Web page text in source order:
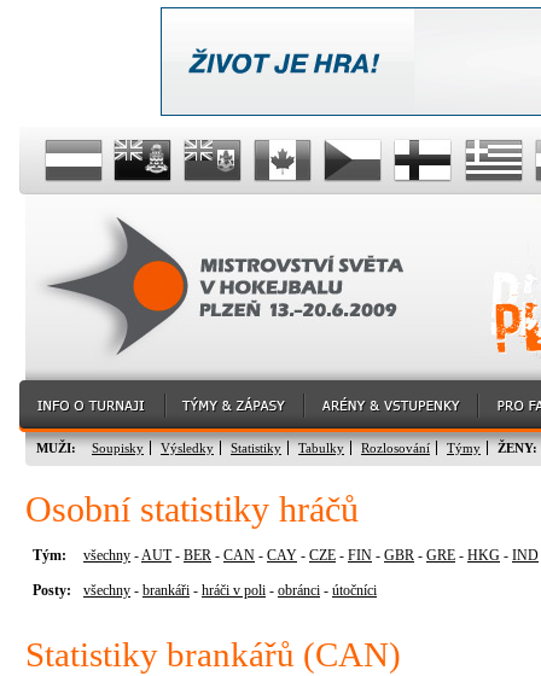
MUŽI: Soupisky Výsledky Statistiky Tabulky Rozlosování Týmy ŽENY:
Osobní statistiky hráčů
Tým: všechny -AUT- BER - CAN - CAY - CZE - FIN - GBR - GRE - HKG - IND
Posty: všechny - brankáři - hráči v poli - obránci - útočníci
Statistiky brankářů (CAN)